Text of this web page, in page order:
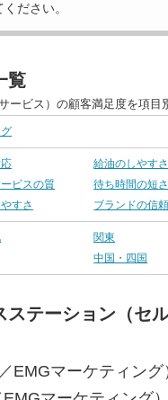
ださい。
覧
ービス）の顧客満足度を項目
給油のしやすさ
ビスの質
待ち時間の短さ
すさ
ブランドの信
関東
中国・四国
ステーション（セ
EMGマーケティング